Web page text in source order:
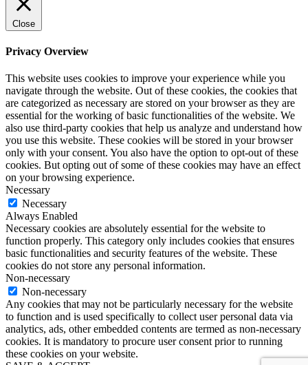
Close
Privacy Overview
This website uses cookies to improve your experience while you
navigate through the website. Out of these cookies, the cookies that
are categorized as necessary are stored on your browser as they are
essential for the working of basic functionalities of the website. We
also use third-party cookies that help us analyze and understand how
you use this website. These cookies will be stored in your browser
only with your consent. You also have the option to opt-out of these
cookies. But opting out of some of these cookies may have an effect
on your browsing experience.
Necessary
Necessary
Always Enabled
Necessary cookies are absolutely essential for the website to
function properly. This category only includes cookies that ensures
basic functionalities and security features of the website. These
cookies do not store any personal information.
Non-necessary
Non-necessary
Any cookies that may not be particularly necessary for the website
to function and is used specifically to collect user personal data via
analytics, ads, other embedded contents are termed as non-necessary
cookies. It is mandatory to procure user consent prior to running
these cookies on your website.